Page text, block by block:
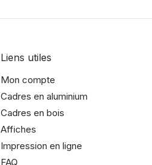
a
options
peuvent
être
sur
Liens utiles
Mon compte
Cadres en aluminium
Cadres en bois
Affiches
Impression en ligne
FAQ